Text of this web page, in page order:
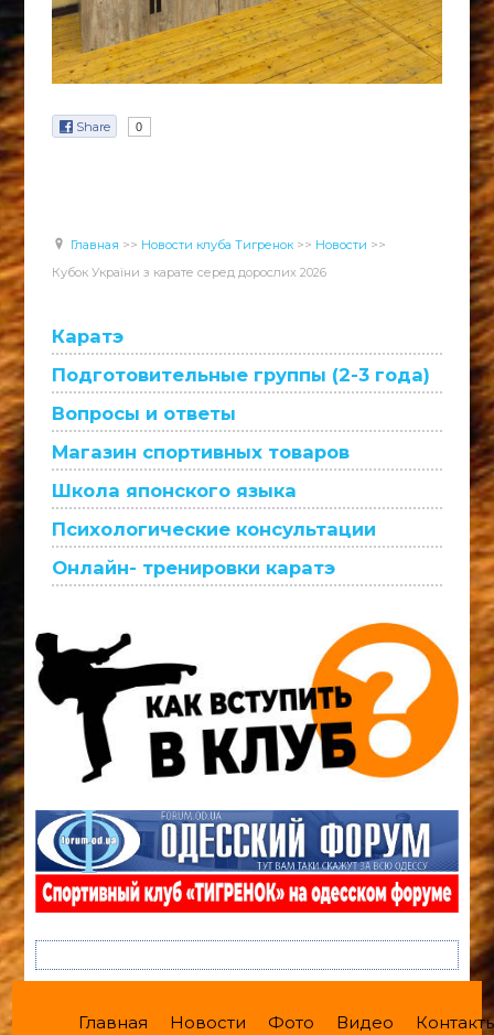
Share 0
Главная >> Новости клуба Тигренок >> Новости >>
Кубок України з карате серед дорослих 2026
Каратэ
Подготовительные группы (2-3 года)
Вопросы и ответы
Магазин спортивных товаров
Школа японского языка
Психологические консультации
Онлайн- тренировки каратэ
Главная Новости Фото Видео